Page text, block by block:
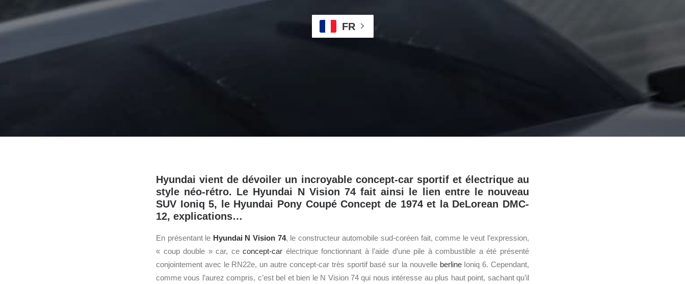
FR
Hyundai vient de dévoiler un incroyable concept-car sportif et électrique au
style néo-rétro. Le Hyundai N Vision 74 fait ainsi le lien entre le nouveau
SUV Ioniq 5, le Hyundai Pony Coupé Concept de 1974 et la DeLorean DMC-
12, explications…
En présentant le Hyundai N Vision 74, le constructeur automobile sud-coréen fait, comme le veut l’expression,
« coup double » car, ceconcept-car électrique fonctionnant à l’aide d’une pile à combustible a été présenté
conjointement avec le RN22e, un autre concept-car très sportif basé sur la nouvelle berlineIoniq 6. Cependant,
comme vous l’aurez compris, c’est bel et bien le N Vision 74 qui nous intéresse au plus haut point, sachant qu’il